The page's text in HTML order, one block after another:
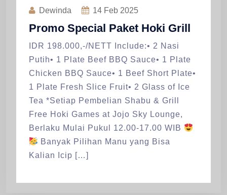
Dewinda 14 Feb 2025
Promo Special Paket Hoki Grill
IDR 198.000,-/NETT Include:• 2 Nasi
Putih• 1 Plate Beef BBQ Sauce• 1 Plate
Chicken BBQ Sauce• 1 Beef Short Plate•
1 Plate Fresh Slice Fruit• 2 Glass of Ice
Tea *Setiap Pembelian Shabu & Grill
Free Hoki Games at Jojo Sky Lounge,
Berlaku Mulai Pukul 12.00-17.00 WIB
Banyak Pilihan Manu yang Bisa
Kalian Icip […]